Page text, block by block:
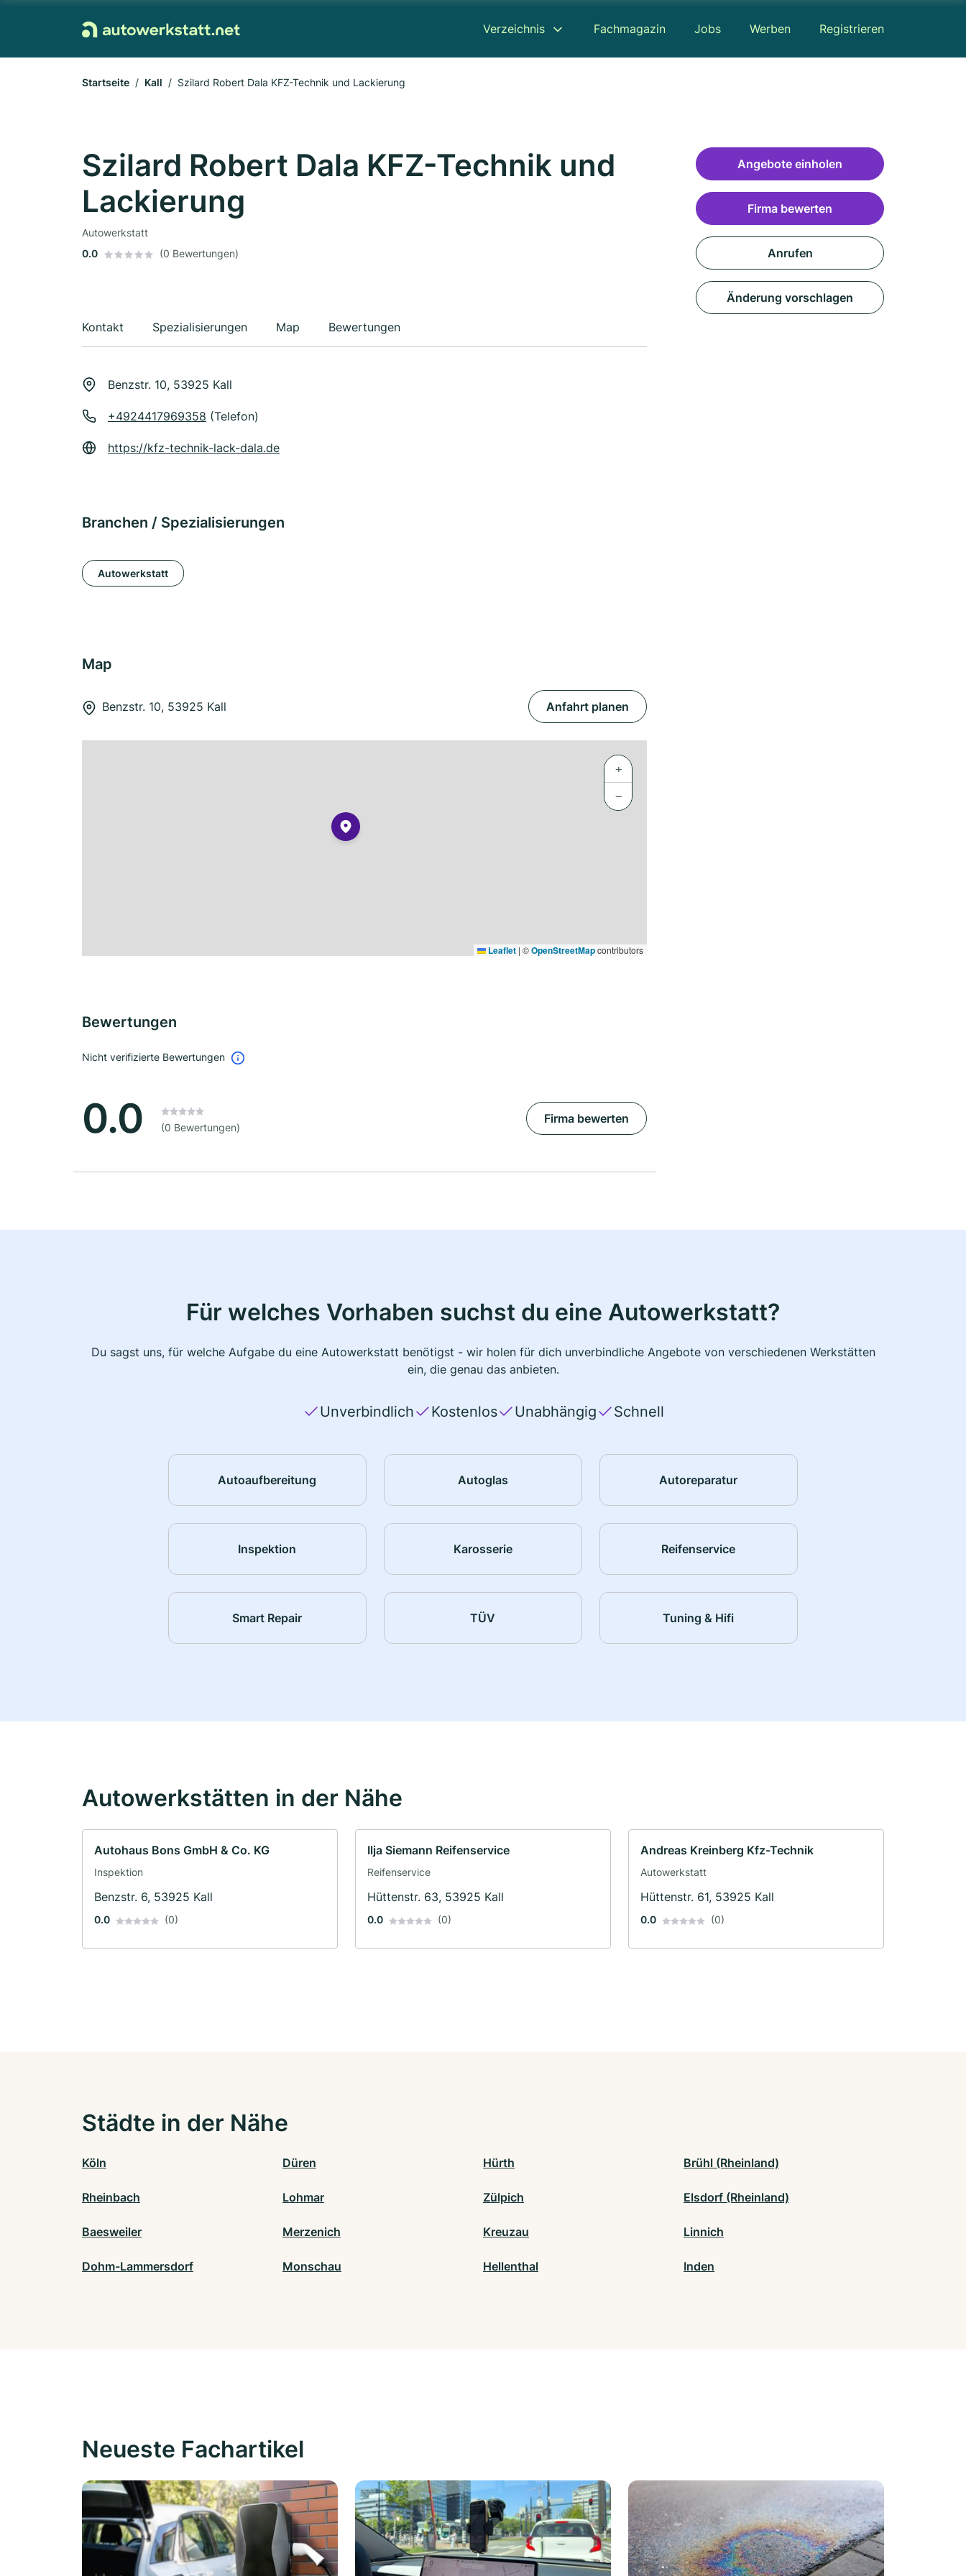
Verzeichnis Fachmagazin Jobs Werben Registrieren
Startseite Kall Szilard Robert Dala KFZ-Technik und Lackierung
Szilard Robert Dala KFZ-Technik und
Lackierung
Autowerkstatt
0.0
(0 Bewertungen)
Kontakt Spezialisierungen Map Bewertungen
Benzstr. 10, 53925 Kall
+4924417969358 (Telefon)
https://kfz-technik-lack-dala.de
Branchen / Spezialisierungen
Autowerkstatt
Map
Benzstr. 10, 53925 Kall Anfahrt planen
+
−
Leaflet | ©OpenStreetMapcontributors
Bewertungen
Nicht verifizierte Bewertungen
0.0 (0 Bewertungen)
Firma bewerten
Angebote einholen
Firma bewerten
Anrufen
Änderung vorschlagen
Für welches Vorhaben suchst du eine Autowerkstatt?
Du sagst uns, für welche Aufgabe du eine Autowerkstatt benötigst - wir holen für dich unverbindliche Angebote von verschiedenen Werkstätten
ein, die genau das anbieten.
Unverbindlich Kostenlos Unabhängig Schnell
Autoaufbereitung Autoglas Autoreparatur
Inspektion Karosserie Reifenservice
Smart Repair TÜV Tuning & Hifi
Autowerkstätten in der Nähe
Autohaus Bons GmbH & Co. KG
Inspektion
Benzstr. 6, 53925 Kall
0.0 (0)
Ilja Siemann Reifenservice
Reifenservice
Hüttenstr. 63, 53925 Kall
0.0 (0)
Andreas Kreinberg Kfz-Technik
Autowerkstatt
Hüttenstr. 61, 53925 Kall
0.0 (0)
Städte in der Nähe
Köln Düren Hürth Brühl (Rheinland)
Rheinbach Lohmar Zülpich Elsdorf (Rheinland)
Baesweiler Merzenich Kreuzau Linnich
Dohm-Lammersdorf Monschau Hellenthal Inden
Neueste Fachartikel